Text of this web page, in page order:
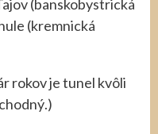
(banskobystrická
(kremnická
rokov je tunel kvôli